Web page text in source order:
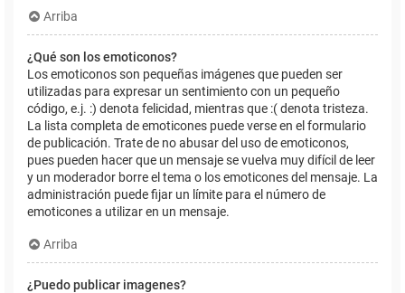
Arriba
¿Qué son los emoticonos?
Los emoticonos son pequeñas imágenes que pueden ser
utilizadas para expresar un sentimiento con un pequeño
código, e.j. :) denota felicidad, mientras que :( denota tristeza.
La lista completa de emoticones puede verse en el formulario
de publicación. Trate de no abusar del uso de emoticonos,
pues pueden hacer que un mensaje se vuelva muy difícil de leer
y un moderador borre el tema o los emoticones del mensaje. La
administración puede fijar un límite para el número de
emoticones a utilizar en un mensaje.
Arriba
¿Puedo publicar imagenes?